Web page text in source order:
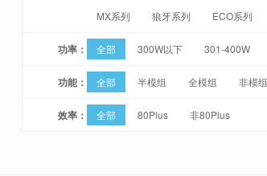
MX系列 狼牙系列 ECO系列
功率： 全部 300W以下 301-400W
功能： 全部 半模组 全模组 非模组
效率： 全部 80Plus 非80Plus